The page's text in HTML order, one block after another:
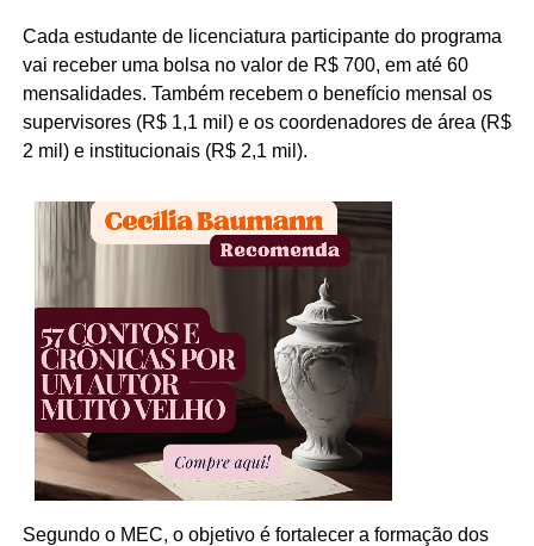
Cada estudante de licenciatura participante do programa
vai receber uma bolsa no valor de R$ 700, em até 60
mensalidades. Também recebem o benefício mensal os
supervisores (R$ 1,1 mil) e os coordenadores de área (R$
2 mil) e institucionais (R$ 2,1 mil).
Segundo o MEC, o objetivo é fortalecer a formação dos